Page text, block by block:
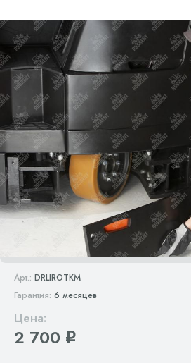
Арт.: DRLIROTKM
Гарантия: 6 месяцев
Цена:
2 700 q